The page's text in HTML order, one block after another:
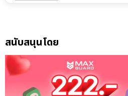
สนับสนุนโดย